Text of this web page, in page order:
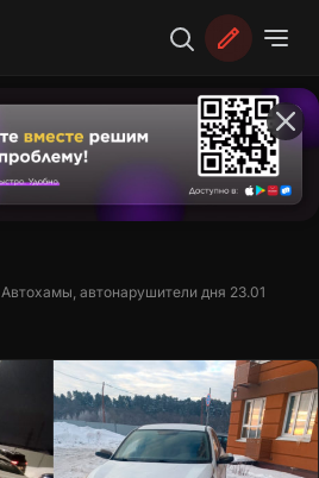
Автохамы, автонарушители дня 23.01